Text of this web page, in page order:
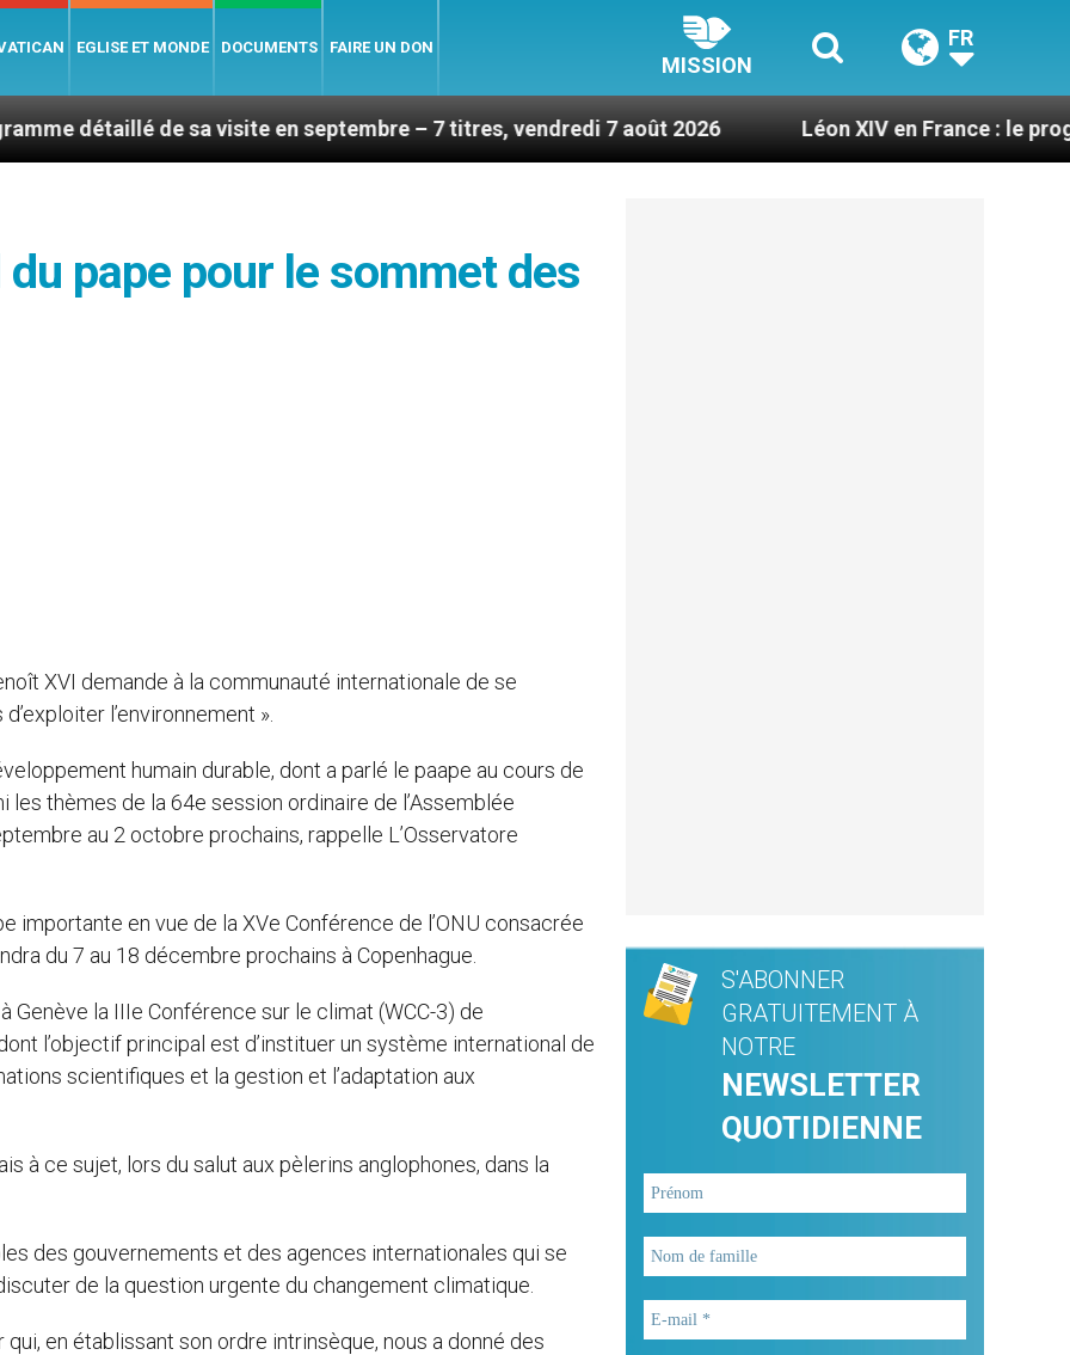
EGLISE ET MONDE DOCUMENTS FAIRE UN DON
MISSION
FR
de sa visite en septembre – 7 titres, vendredi 7 août 2026 Léon XIV en France : le programme
pape pour le sommet des
XVI demande à la communauté internationale de se
l’environnement ».
humain durable, dont a parlé le paape au cours de
les thèmes de la 64e session ordinaire de l’Assemblée
au 2 octobre prochains, rappelle L’Osservatore
importante en vue de la XVe Conférence de l’ONU consacrée
du 7 au 18 décembre prochains à Copenhague.
Genève la IIIe Conférence sur le climat (WCC-3) de
l’objectif principal est d’instituer un système international de
scientifiques et la gestion et l’adaptation aux
à ce sujet, lors du salut aux pèlerins anglophones, dans la
des gouvernements et des agences internationales qui se
de la question urgente du changement climatique.
en établissant son ordre intrinsèque, nous a donné des
S'ABONNER
GRATUITEMENT À
NOTRE
NEWSLETTER
QUOTIDIENNE